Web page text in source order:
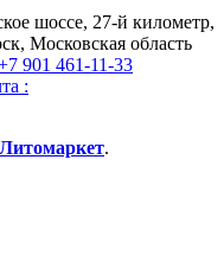
шоссе, 27-й километр,
Московская область
901 461-11-33
:
Литомаркет.